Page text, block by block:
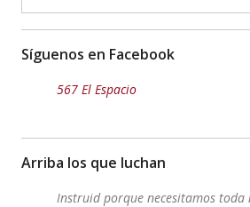
Síguenos en Facebook
567 El Espacio
Arriba los que luchan
Instruid porque necesitamos toda